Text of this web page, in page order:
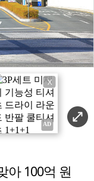
X
아 100억 원